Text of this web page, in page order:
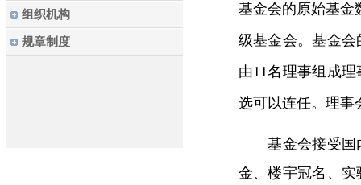
组织机构
规章制度
基金会的原始基金
级基金会。基金会
由11名理事组成理
选可以连任。理事
基金会接受国
金、楼宇冠名、